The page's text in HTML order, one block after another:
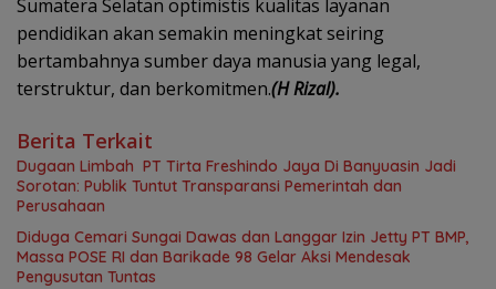
Sumatera Selatan optimistis kualitas layanan
pendidikan akan semakin meningkat seiring
bertambahnya sumber daya manusia yang legal,
terstruktur, dan berkomitmen.(H Rizal).
Berita Terkait
Dugaan Limbah PT Tirta Freshindo Jaya Di Banyuasin Jadi
Sorotan: Publik Tuntut Transparansi Pemerintah dan
Perusahaan
Diduga Cemari Sungai Dawas dan Langgar Izin Jetty PT BMP,
Massa POSE RI dan Barikade 98 Gelar Aksi Mendesak
Pengusutan Tuntas